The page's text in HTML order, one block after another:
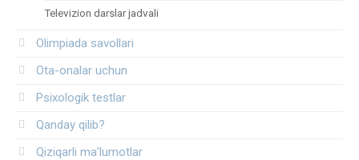
Televizion darslar jadvali
Olimpiada savollari
Ota-onalar uchun
Psixologik testlar
Qanday qilib?
Qiziqarli ma’lumotlar